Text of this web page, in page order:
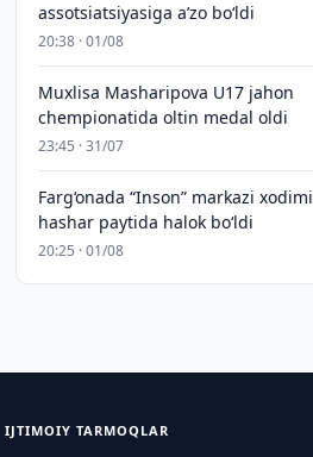
assotsiatsiyasiga aʼzo bo‘ldi
20:38 · 01/08
Muxlisa Masharipova U17 jahon
chempionatida oltin medal oldi
23:45 · 31/07
Farg‘onada “Inson” markazi xodimi
hashar paytida halok bo‘ldi
20:25 · 01/08
IJTIMOIY TARMOQLAR